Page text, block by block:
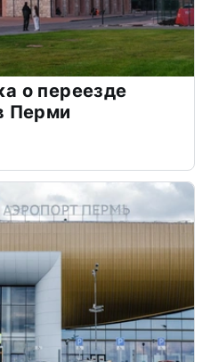
о переезде
Перми